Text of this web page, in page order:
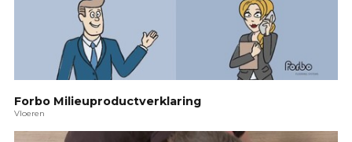
Forbo Milieuproductverklaring
Vloeren